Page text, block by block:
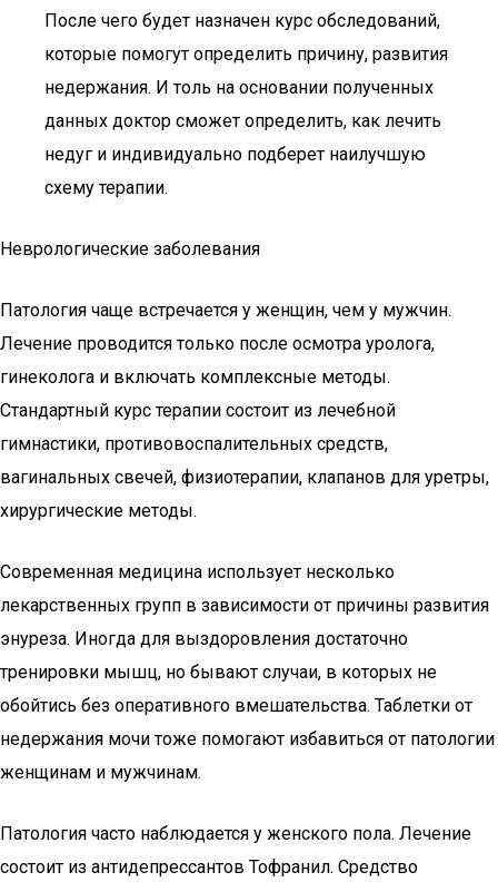
После чего будет назначен курс обследований,
которые помогут определить причину, развития
недержания. И толь на основании полученных
данных доктор сможет определить, как лечить
недуг и индивидуально подберет наилучшую
схему терапии.
Неврологические заболевания
Патология чаще встречается у женщин, чем у мужчин.
Лечение проводится только после осмотра уролога,
гинеколога и включать комплексные методы.
Стандартный курс терапии состоит из лечебной
гимнастики, противовоспалительных средств,
вагинальных свечей, физиотерапии, клапанов для уретры,
хирургические методы.
Современная медицина использует несколько
лекарственных групп в зависимости от причины развития
энуреза. Иногда для выздоровления достаточно
тренировки мышц, но бывают случаи, в которых не
обойтись без оперативного вмешательства. Таблетки от
недержания мочи тоже помогают избавиться от патологии
женщинам и мужчинам.
Патология часто наблюдается у женского пола. Лечение
состоит из антидепрессантов Тофранил. Средство